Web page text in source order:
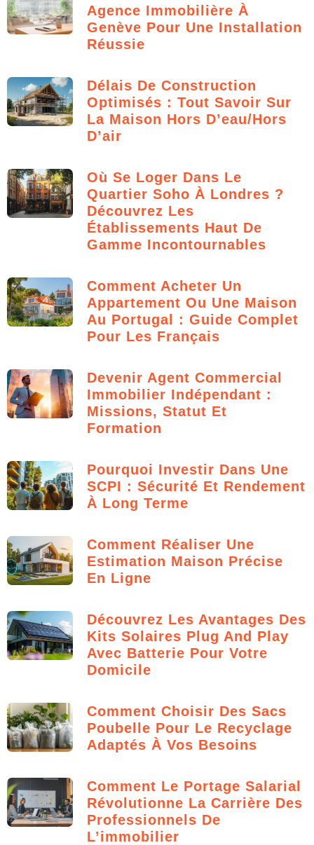
Agence Immobilière À
Genève Pour Une Installation
Réussie
Délais De Construction
Optimisés : Tout Savoir Sur
La Maison Hors D’eau/hors
D’air
Où Se Loger Dans Le
Quartier Soho À Londres ?
Découvrez Les
Établissements Haut De
Gamme Incontournables
Comment Acheter Un
Appartement Ou Une Maison
Au Portugal : Guide Complet
Pour Les Français
Devenir Agent Commercial
Immobilier Indépendant :
Missions, Statut Et
Formation
Pourquoi Investir Dans Une
SCPI : Sécurité Et Rendement
À Long Terme
Comment Réaliser Une
Estimation Maison Précise
En Ligne
Découvrez Les Avantages Des
Kits Solaires Plug And Play
Avec Batterie Pour Votre
Domicile
Comment Choisir Des Sacs
Poubelle Pour Le Recyclage
Adaptés À Vos Besoins
Comment Le Portage Salarial
Révolutionne La Carrière Des
Professionnels De
L’immobilier